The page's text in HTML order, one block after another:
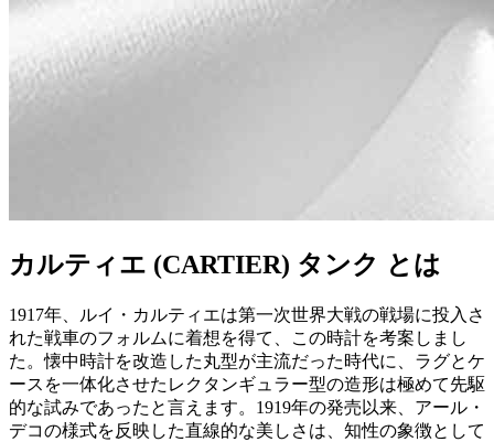
カルティエ (CARTIER) タンク とは
1917年、ルイ・カルティエは第一次世界大戦の戦場に投入さ
れた戦車のフォルムに着想を得て、この時計を考案しまし
た。懐中時計を改造した丸型が主流だった時代に、ラグとケ
ースを一体化させたレクタンギュラー型の造形は極めて先駆
的な試みであったと言えます。1919年の発売以来、アール・
デコの様式を反映した直線的な美しさは、知性の象徴として